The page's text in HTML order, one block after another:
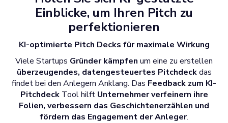
Einblicke, um Ihren Pitch zu
perfektionieren
KI-optimierte Pitch Decks für maximale Wirkung
Viele Startups Gründer kämpfen um eine zu erstellen
überzeugendes, datengesteuertes Pitchdeckdas
findet bei den Anlegern Anklang. Das Feedback zum KI-
PitchdeckTool hilft Unternehmer verfeinern ihre
Folien, verbessern das Geschichtenerzählen und
fördern das Engagement der Anleger.